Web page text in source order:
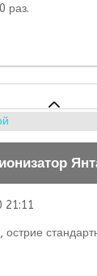
0 раз.
21:11
острие